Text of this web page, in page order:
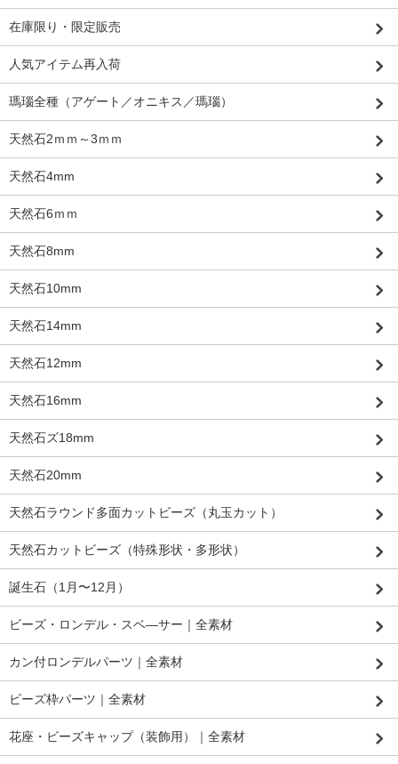
在庫限り・限定販売
人気アイテム再入荷
瑪瑙全種（アゲート／オニキス／瑪瑙）
天然石2ｍｍ～3ｍｍ
天然石4mm
天然石6ｍｍ
天然石8mm
天然石10mm
天然石14mm
天然石12mm
天然石16mm
天然石ズ18mm
天然石20mm
天然石ラウンド多面カットビーズ（丸玉カット）
天然石カットビーズ（特殊形状・多形状）
誕生石（1月〜12月）
ビーズ・ロンデル・スベ―サー｜全素材
カン付ロンデルパーツ｜全素材
ビーズ枠パーツ｜全素材
花座・ビーズキャップ（装飾用）｜全素材